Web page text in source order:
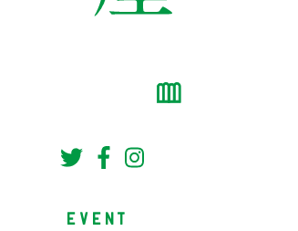
EVENT